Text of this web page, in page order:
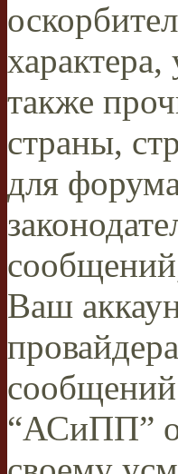
также
страны,
для
Ваш
“АСиПП”